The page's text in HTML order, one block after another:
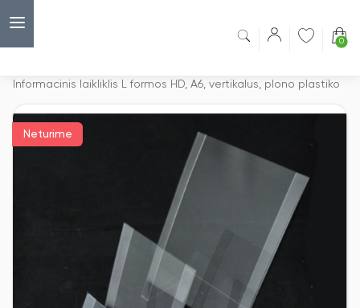
0
Informacinis laikliklis L formos HD, A6, vertikalus, plono plastiko
Neturime